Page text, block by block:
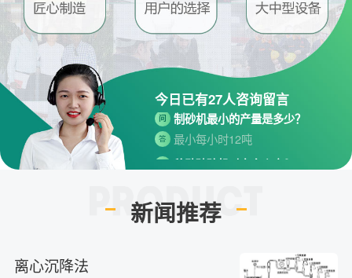
今日已有27人咨询留言
请问厂家地址在哪？
答
河南省郑州市高新技术开发区梧
桐街与红松路交叉口中国高端矿
问 制砂机最小的产量是多少？
答 最小每小时12吨
问 移动破碎机时产多少方？
问 红星制砂机在环保上达标吗？
答 环保测验均达到标准
主要有细碎机，复合破，对辊制
新闻推荐
离心沉降法